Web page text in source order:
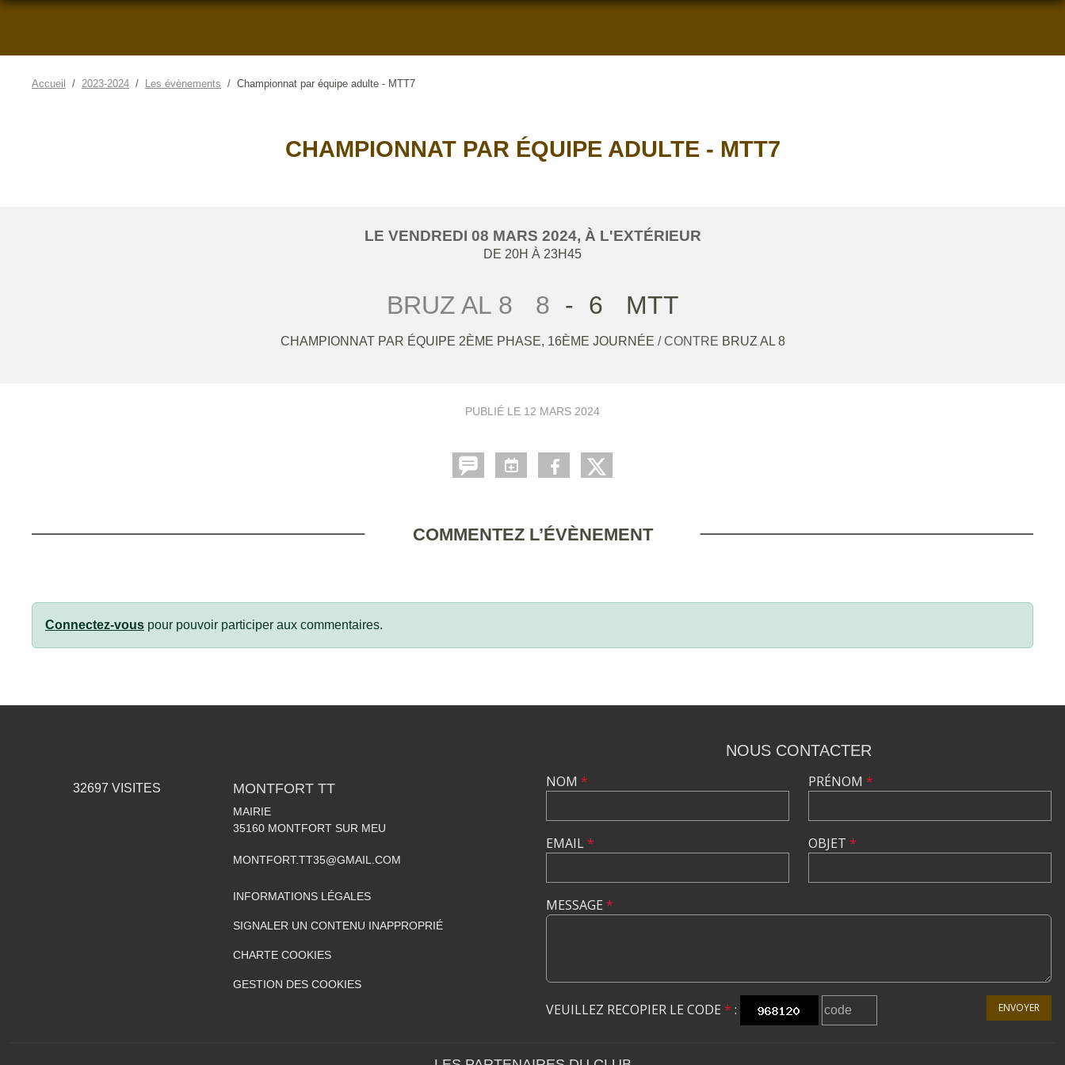
Accueil 2023-2024 Les évènements Championnat par équipe adulte - MTT7
CHAMPIONNAT PAR ÉQUIPE ADULTE - MTT7
LE VENDREDI 08 MARS 2024, À L'EXTÉRIEUR
DE 20H À 23H45
BRUZ AL 8 8 - 6 MTT
CHAMPIONNAT PAR ÉQUIPE 2ÈME PHASE, 16ÈME JOURNÉE / CONTRE BRUZ AL 8
PUBLIÉ LE 12 MARS 2024
COMMENTEZ L’ÉVÈNEMENT
Connectez-vous pour pouvoir participer aux commentaires.
32697 VISITES MONTFORT TT
MAIRIE
35160 MONTFORT SUR MEU
MONTFORT.TT35@GMAIL.COM
INFORMATIONS LÉGALES
SIGNALER UN CONTENU INAPPROPRIÉ
CHARTE COOKIES
GESTION DES COOKIES
NOUS CONTACTER
NOM *
EMAIL*
PRÉNOM *
OBJET *
MESSAGE *
VEUILLEZ RECOPIER LE CODE * : ENVOYER